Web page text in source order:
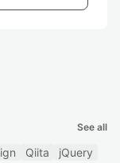
See all
Qiita
jQuery